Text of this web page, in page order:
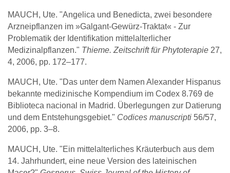
MAUCH, Ute. "Angelica und Benedicta, zwei besondere
Arzneipflanzen im »Galgant-Gewürz-Traktat« - Zur
Problematik der Identifikation mittelalterlicher
Medizinalpflanzen." Thieme. Zeitschrift für Phytoterapie 27,
4, 2006, pp. 172–177.
MAUCH, Ute. "Das unter dem Namen Alexander Hispanus
bekannte medizinische Kompendium im Codex 8.769 de
Biblioteca nacional in Madrid. Überlegungen zur Datierung
und dem Entstehungsgebiet." Codices manuscripti 56/57,
2006, pp. 3–8.
MAUCH, Ute. "Ein mittelalterliches Kräuterbuch aus dem
14. Jahrhundert, eine neue Version des lateinischen